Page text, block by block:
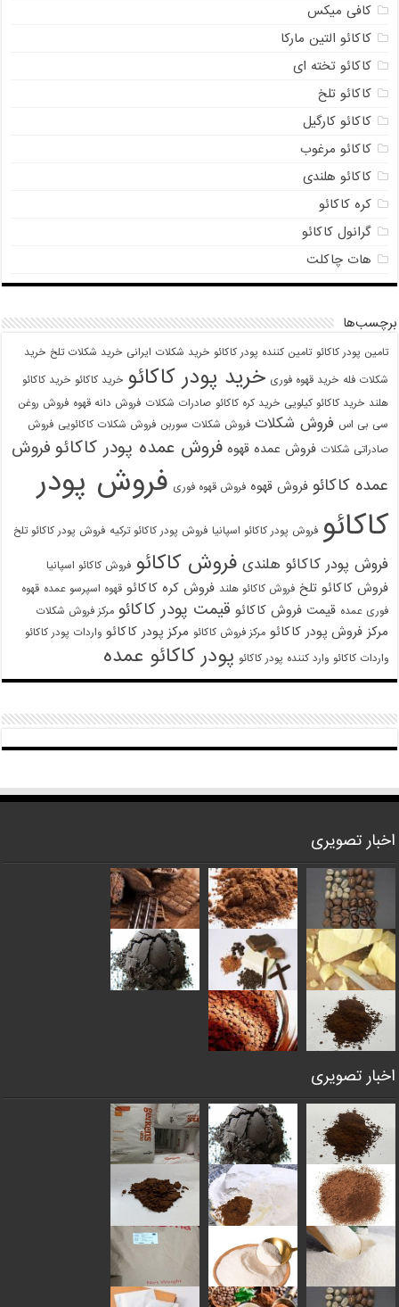
کافی میکس
کاکائو التین مارکا
کاکائو تخته ای
کاکائو تلخ
کاکائو کارگیل
کاکائو مرغوب
کاکائو هلندی
کره کاکائو
گرانول کاکائو
هات چاکلت
برچسب‌ها
تامین پودر کاکائو تامین کننده پودر کاکائو خرید شکلات ایرانی خرید شکلات تلخ خرید
شکلات فله خرید قهوه فوری خرید پودر کاکائو خرید کاکائو خرید کاکائو
هلند خرید کاکائو کیلویی خرید کره کاکائو صادرات شکلات فروش دانه قهوه فروش روغن
سی بی اس فروش شکلات فروش شکلات سوربن فروش شکلات کاکائویی فروش
صادراتی شکلات فروش عمده قهوه فروش عمده پودر کاکائو فروش
عمده کاکائو فروش قهوه فروش قهوه فوری فروش پودر
کاکائو فروش پودر کاکائو اسپانیا فروش پودر کاکائو ترکیه فروش پودر کاکائو تلخ
فروش پودر کاکائو هلندی فروش کاکائو فروش کاکائو اسپانیا
فروش کاکائو تلخ فروش کاکائو هلند فروش کره کاکائو قهوه اسپرسو عمده قهوه
فوری عمده قیمت فروش کاکائو قیمت پودر کاکائو مرکز فروش شکلات
مرکز فروش پودر کاکائو مرکز فروش کاکائو مرکز پودر کاکائو واردات پودر کاکائو
واردات کاکائو وارد کننده پودر کاکائو پودر کاکائو عمده
اخبار تصویری
اخبار تصویری